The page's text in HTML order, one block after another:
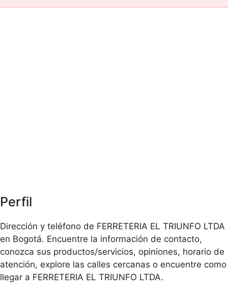
Perfil
Dirección y teléfono de FERRETERIA EL TRIUNFO LTDA
en Bogotá. Encuentre la información de contacto,
conozca sus productos/servicios, opiniones, horario de
atención, explore las calles cercanas o encuentre como
llegar a FERRETERIA EL TRIUNFO LTDA.